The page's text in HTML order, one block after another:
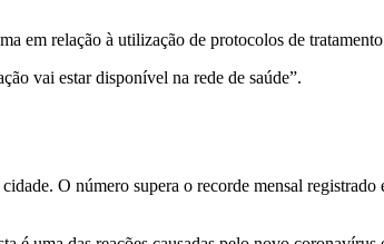
em relação à utilização de protocolos de
vai estar disponível na rede de saúde”.
O número supera o recorde mensal